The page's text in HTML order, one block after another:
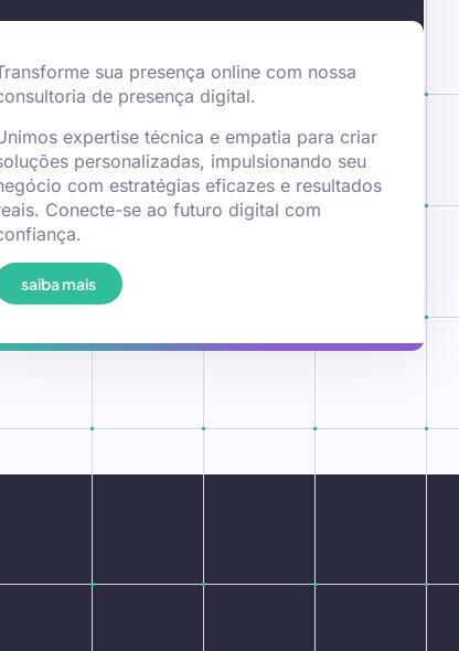
sua presença online com nossa
de presença digital.
expertise técnica e empatia para criar
personalizadas, impulsionando seu
com estratégias eficazes e resultados
Conecte-se ao futuro digital com
saiba mais